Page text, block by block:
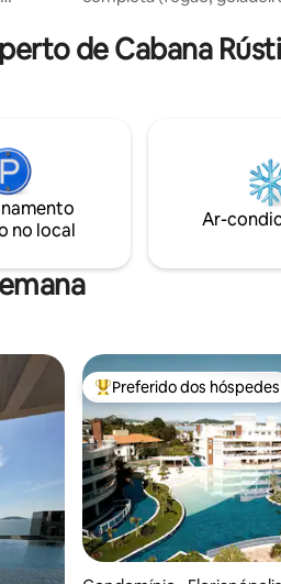
suíte
2
básicos), banheiro e sofá
Há 1 vaga de
Lagoinha e Retiro dos
pé).E cerca de 15min a pé
de Cabana
no local
Ar-
Entre os melhores
Preferido dos hóspedes